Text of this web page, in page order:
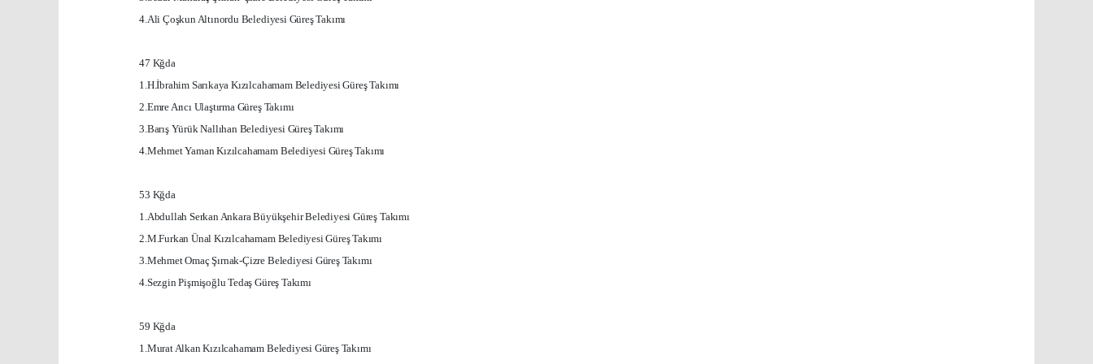
4.Ali Çoşkun Altınordu Belediyesi Güreş Takımı
47 Kğda
1.H.İbrahim Sarıkaya Kızılcahamam Belediyesi Güreş Takımı
2.Emre Arıcı Ulaştırma Güreş Takımı
3.Barış Yürük Nallıhan Belediyesi Güreş Takımı
4.Mehmet Yaman Kızılcahamam Belediyesi Güreş Takımı
53 Kğda
1.Abdullah Serkan Ankara Büyükşehir Belediyesi Güreş Takımı
2.M.Furkan Ünal Kızılcahamam Belediyesi Güreş Takımı
3.Mehmet Omaç Şırnak-Çizre Belediyesi Güreş Takımı
4.Sezgin Pişmişoğlu Tedaş Güreş Takımı
59 Kğda
1.Murat Alkan Kızılcahamam Belediyesi Güreş Takımı